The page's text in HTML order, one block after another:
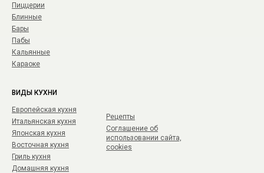
Пиццерии
Блинные
Бары
Пабы
Кальянные
Караоке
ВИДЫ КУХНИ
Европейская кухня
Итальянская кухня
Японская кухня
Восточная кухня
Гриль кухня
Домашняя кухня
Рецепты
Соглашение об
использовании сайта,
cookies